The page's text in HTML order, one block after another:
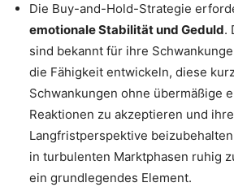
Die Buy-and-Hold-Strategie
emotionale Stabilität und Geduld.
sind bekannt für ihre
die Fähigkeit entwickeln, diese
Schwankungen ohne übermäßige
Reaktionen zu akzeptieren und ihre
Langfristperspektive
in turbulenten Marktphasen ruhig
ein grundlegendes Element.